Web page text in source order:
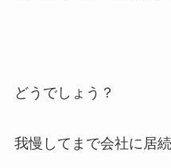
どうでしょう？
我慢してまで会社に居